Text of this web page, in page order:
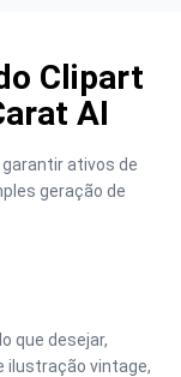
Clipart
AI
ativos de
geração de
que desejar,
ilustração vintage,